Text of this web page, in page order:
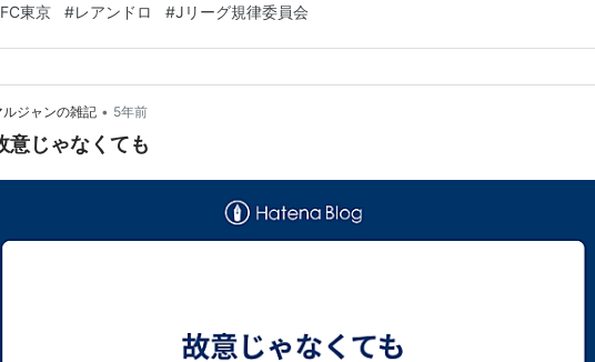
かわることなので今後同様のことが起きないことを祈りたい です。
FC東京 #レアンドロ #Jリーグ規律委員会
ルジャンの雑記 • 5年前
意じゃなくても